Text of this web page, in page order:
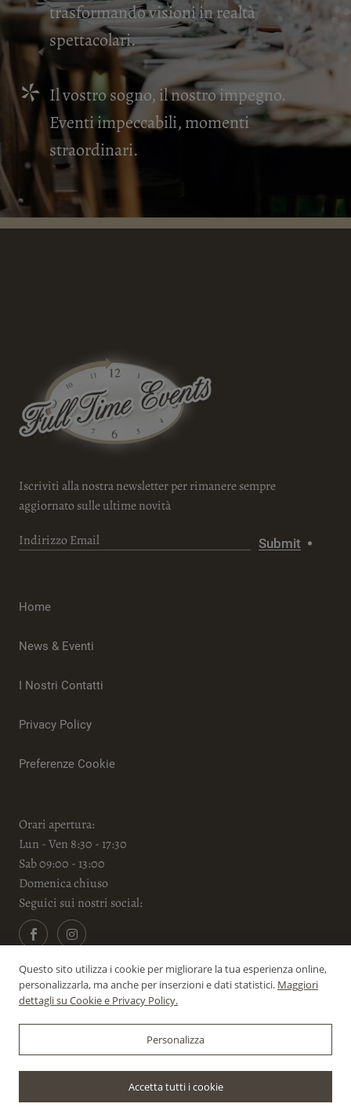
trasformando visioni in realtà
spettacolari.
Il vostro sogno, il nostro impegno.
Eventi impeccabili, momenti
straordinari.
Iscriviti alla nostra newsletter per rimanere sempre
aggiornato sulle ultime novità
Submit
Home
News & Eventi
I Nostri Contatti
Privacy Policy
Preferenze Cookie
Orari apertura:
Lun - Ven 8:30 - 17:30
Sab 09:00 - 13:00
Domenica chiuso
Seguici sui nostri social:
© 2024-2026 Full Time Events - P.Iva: 11962331002 - Powered
WebDesignProduction
Questo sito utilizza i cookie per migliorare la tua esperienza online,
personalizzarla, ma anche per inserzioni e dati statistici. Maggiori
dettagli su Cookie e Privacy Policy.
Personalizza
Accetta tutti i cookie